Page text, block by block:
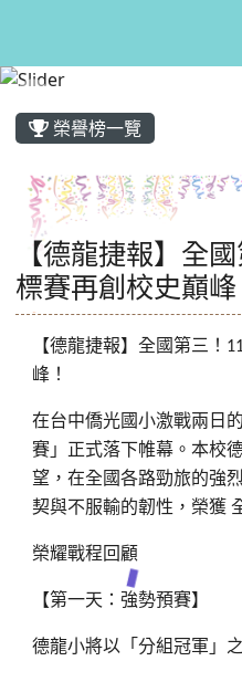
榮譽榜一覽
【德龍捷報】全
標賽再創校史巔峰
【德龍捷報】全國第三！
峰！
在台中僑光國小激戰兩日
賽」正式落下帷幕。本校
望，在全國各路勁旅的強
契與不服輸的韌性，榮獲
榮耀戰程回顧
【第一天：強勢預賽】
德龍小將以「分組冠軍」